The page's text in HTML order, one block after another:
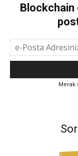
Merak